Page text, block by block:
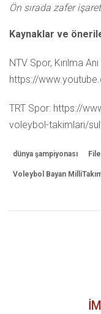
Ön sırada zafer
Kaynaklar ve
NTV Spor, Kırılma
https://
TRT Spor: https://
voleybol-takimlari/
dünya şampiyonası
Voleybol Bayan